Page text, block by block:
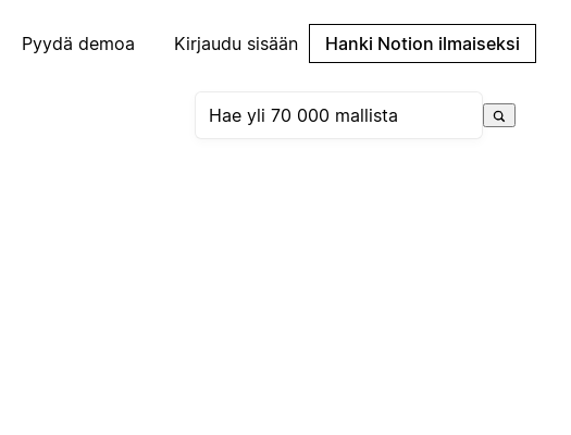
Pyydä demoa Kirjaudu sisään Hanki Notion ilmaiseksi